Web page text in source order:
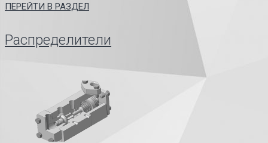
ПЕРЕЙТИ В РАЗДЕЛ
Распределители